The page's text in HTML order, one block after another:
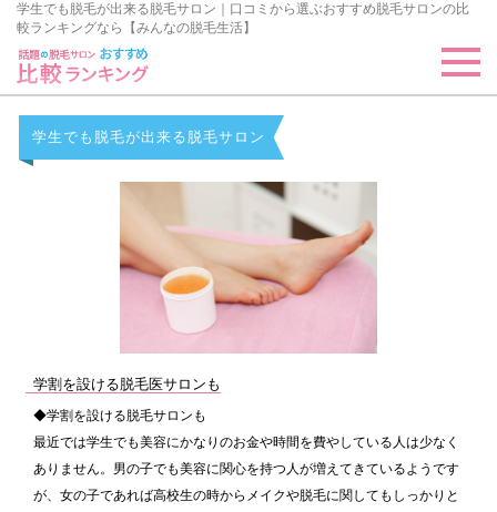
学生でも脱毛が出来る脱毛サロン｜口コミから選ぶおすすめ脱毛サロンの比
較ランキングなら【みんなの脱毛生活】
学生でも脱毛が出来る脱毛サロン
学割を設ける脱毛医サロンも
◆学割を設ける脱毛サロンも
最近では学生でも美容にかなりのお金や時間を費やしている人は少なく
ありません。男の子でも美容に関心を持つ人が増えてきているようです
が、女の子であれば高校生の時からメイクや脱毛に関してもしっかりと